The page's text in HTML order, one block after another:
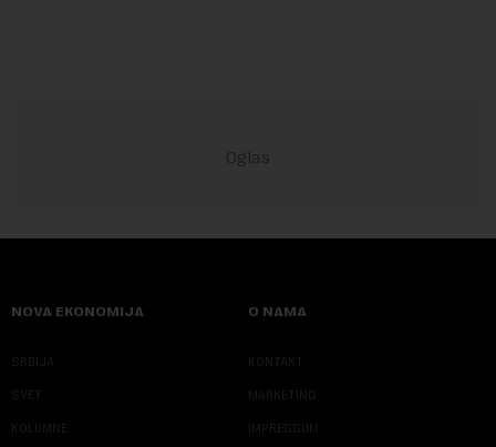
NOVA EKONOMIJA
SRBIJA
SVET
KOLUMNE
O NAMA
KONTAKT
MARKETING
IMPRESSUM